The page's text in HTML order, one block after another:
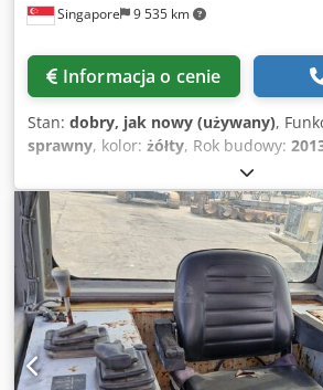
Singapore 9 535 km
Informacja o cenie
Stan: dobry, jak nowy (używany),
sprawny, kolor: żółty, Rok budowy:
, UŻYWANY
SPYCHARKA KOMATSU Z WYCIĄGARKĄ
Agsvulxcsuerf MODEL : D85ESS-2